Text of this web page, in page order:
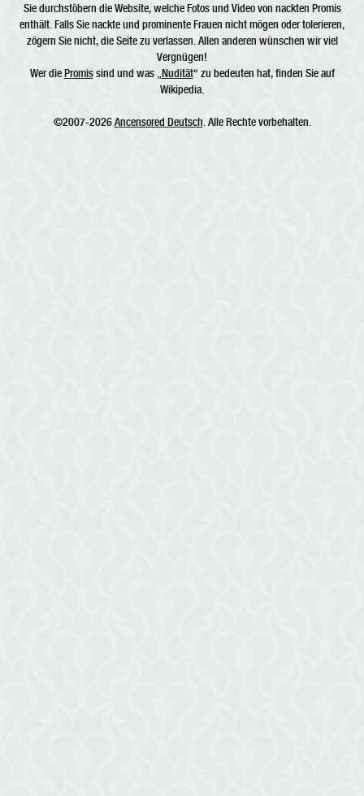
Sie durchstöbern die Website, welche Fotos und Video von nackten Promis
enthält. Falls Sie nackte und prominente Frauen nicht mögen oder tolerieren,
zögern Sie nicht, die Seite zu verlassen. Allen anderen wünschen wir viel
Vergnügen!
Wer diePromissind und was „ Nudität“ zu bedeuten hat, finden Sie auf
Wikipedia.
©2007-2026Ancensored Deutsch . Alle Rechte vorbehalten.